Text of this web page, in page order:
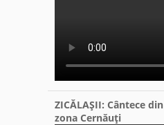
ZICĂLAŞII: Cântece din
zona Cernăuţi